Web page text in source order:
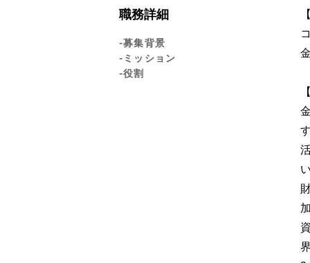
職務詳細
-募集背景
-ミッション
-役割